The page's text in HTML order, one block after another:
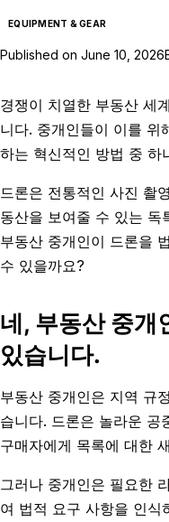
EQUIPMENT & GEAR
Published on June 10, 2026
경쟁이 치열한 부동산 세
니다. 중개인들이 이를 위
하는 혁신적인 방법 중 하
드론은 전통적인 사진 촬
동산을 보여줄 수 있는 독
부동산 중개인이 드론을
수 있을까요?
네, 부동산 중개
있습니다.
부동산 중개인은 지역 규
습니다. 드론은 놀라운 공
구매자에게 목록에 대한
그러나 중개인은 필요한
여 법적 요구 사항을 인식